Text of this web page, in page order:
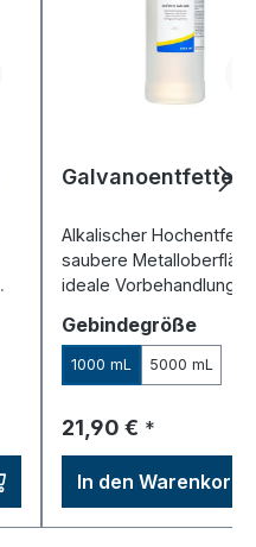
Galvanoentfetter
Alkalischer
saubere
ideale Vorbehandlung
Gebindegröße
1000 mL 5000 mL
Regulärer Preis:
21,90 € *
In den Warenkorb